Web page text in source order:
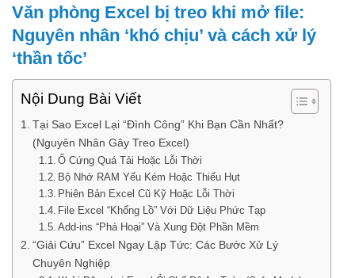
Văn phòng Excel bị treo khi mở file:
Nguyên nhân ‘khó chịu’ và cách xử lý
‘thần tốc’
Nội Dung Bài Viết
Tại Sao Excel Lại “Đình Công” Khi Bạn Cần Nhất?
(Nguyên Nhân Gây Treo Excel)
Ổ Cứng Quá Tải Hoặc Lỗi Thời
Bộ Nhớ RAM Yếu Kém Hoặc Thiếu Hụt
Phiên Bản Excel Cũ Kỹ Hoặc Lỗi Thời
File Excel “Khổng Lồ” Với Dữ Liệu Phức Tạp
Add-ins “Phá Hoại” Và Xung Đột Phần Mềm
“Giải Cứu” Excel Ngay Lập Tức: Các Bước Xử Lý
Chuyên Nghiệp